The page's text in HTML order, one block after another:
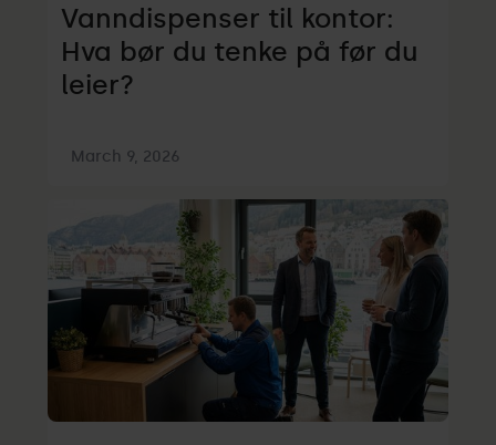
Vanndispenser til kontor:
Hva bør du tenke på før du
leier?
March 9, 2026